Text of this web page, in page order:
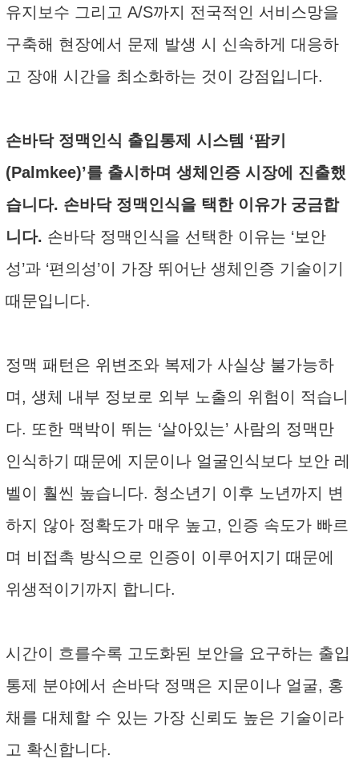
유지보수 그리고 A/S까지 전국적인 서비스망을
구축해 현장에서 문제 발생 시 신속하게 대응하
고 장애 시간을 최소화하는 것이 강점입니다.
손바닥 정맥인식 출입통제 시스템 ‘팜키
(Palmkee)’를 출시하며 생체인증 시장에 진출했
습니다. 손바닥 정맥인식을 택한 이유가 궁금합
니다. 손바닥 정맥인식을 선택한 이유는 ‘보안
성’과 ‘편의성’이 가장 뛰어난 생체인증 기술이기
때문입니다.
정맥 패턴은 위변조와 복제가 사실상 불가능하
며, 생체 내부 정보로 외부 노출의 위험이 적습니
다. 또한 맥박이 뛰는 ‘살아있는’ 사람의 정맥만
인식하기 때문에 지문이나 얼굴인식보다 보안 레
벨이 훨씬 높습니다. 청소년기 이후 노년까지 변
하지 않아 정확도가 매우 높고, 인증 속도가 빠르
며 비접촉 방식으로 인증이 이루어지기 때문에
위생적이기까지 합니다.
시간이 흐를수록 고도화된 보안을 요구하는 출입
통제 분야에서 손바닥 정맥은 지문이나 얼굴, 홍
채를 대체할 수 있는 가장 신뢰도 높은 기술이라
고 확신합니다.